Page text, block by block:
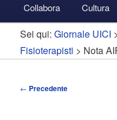
al
contenuto
al
contenuto
Collabora Cultura
Sei qui:Giornale UICI
Fisioterapisti > Nota
Navigazione
← Precedente